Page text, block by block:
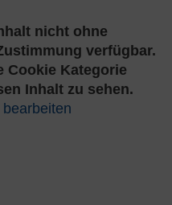
nicht ohne
verfügbar.
Cookie Kategorie
Inhalt zu sehen.